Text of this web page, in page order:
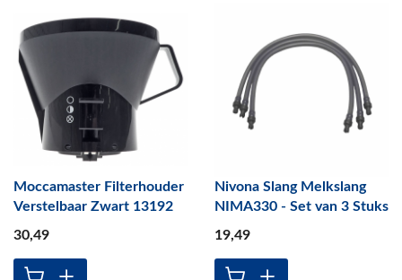
Moccamaster Filterhouder
Verstelbaar Zwart 13192
30,49
Nivona Slang Melkslang
NIMA330 - Set van 3 Stuks
19,49